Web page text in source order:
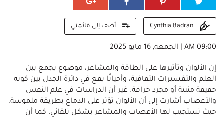
Cynthia Badran أضف إلى قائمتي
09:00 AM | الجمعه, 16 مايو 2025
إن الألوان وتأثيرها على الطاقة والمشاعر، موضوع يجمع بين
العلم والتفسيرات الثقافية، وأحيانًا يقع في دائرة الجدل بين كونه
حقيقة مثبتة أو مجرد خرافة. غير أن الدراسات في علم النفس
والأعصاب أشارت إلى أن الألوان تؤثر على الدماغ بطريقة ملموسة،
حيث تستجيب لها الأعصاب والمشاعر بشكل تلقائي. كما أن